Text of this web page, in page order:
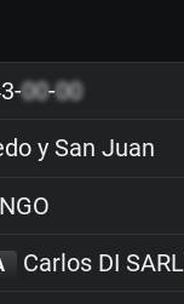
00-00
y San Juan
Carlos DI